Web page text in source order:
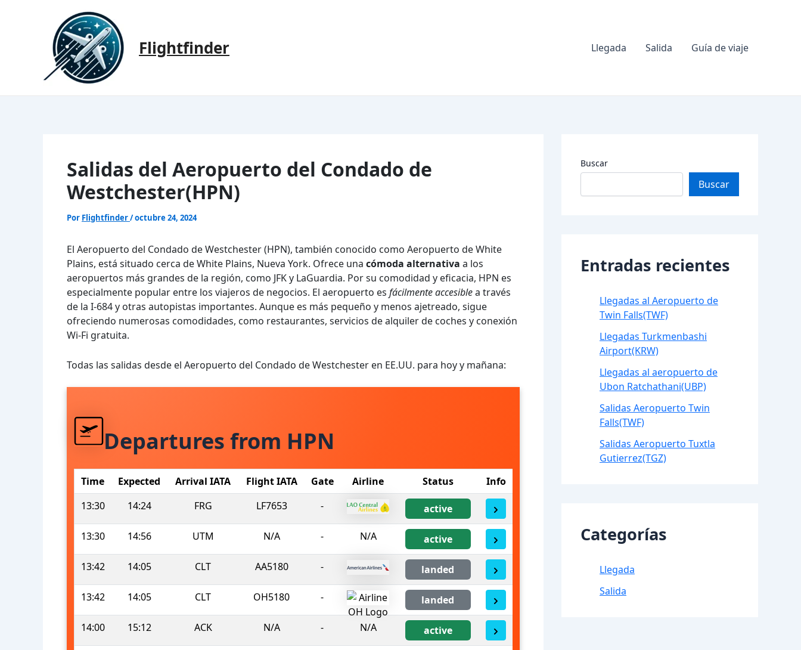
Flightfinder Llegada Salida Guía de viaje
Salidas del Aeropuerto del Condado de
Westchester(HPN)
Por Flightfinder/octubre 24, 2024
El Aeropuerto del Condado de Westchester (HPN), también conocido como Aeropuerto de White
Plains, está situado cerca de White Plains, Nueva York. Ofrece una cómoda alternativa a los
aeropuertos más grandes de la región, como JFK y LaGuardia. Por su comodidad y eficacia, HPN es
especialmente popular entre los viajeros de negocios. El aeropuerto es fácilmente accesiblea través
de la I-684 y otras autopistas importantes. Aunque es más pequeño y menos ajetreado, sigue
ofreciendo numerosas comodidades, como restaurantes, servicios de alquiler de coches y conexión
Wi-Fi gratuita.
Todas las salidas desde el Aeropuerto del Condado de Westchester en EE.UU. para hoy y mañana:
Departures from HPN
Time Expected Arrival IATA Flight IATA Gate Airline Status
Info
13:30
14:24 FRG LF7653 - active
13:30 14:56 UTM N/A - N/A active
13:42 14:05 CLT AA5180 - landed
13:42 14:05 CLT OH5180 - landed
14:00 15:12 ACK N/A - N/A active
Buscar
Buscar
Entradas recientes
Llegadas al Aeropuerto de
Twin Falls(TWF)
Llegadas Turkmenbashi
Airport(KRW)
Llegadas al aeropuerto de
Ubon Ratchathani(UBP)
Salidas Aeropuerto Twin
Falls(TWF)
Salidas Aeropuerto Tuxtla
Gutierrez(TGZ)
Categorías
Llegada
Salida